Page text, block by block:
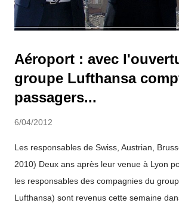
Aéroport : avec
groupe Lufthansa
passagers...
6/04/2012
Les responsables de Swiss, Austrian,
2010) Deux ans après leur venue à Lyon
les responsables des compagnies du
Lufthansa) sont revenus cette semaine